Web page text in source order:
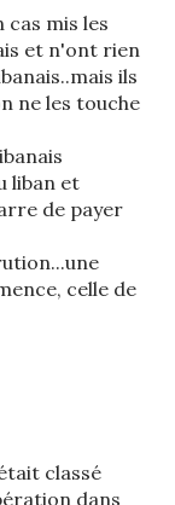
mis les
et n'ont rien
ils
ne les touche
liban et
de payer
celle de
classé
dans